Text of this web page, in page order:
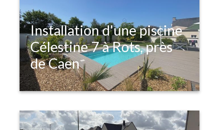
Installation d'une piscine
Célestine 7 à Rots, près
de Caen